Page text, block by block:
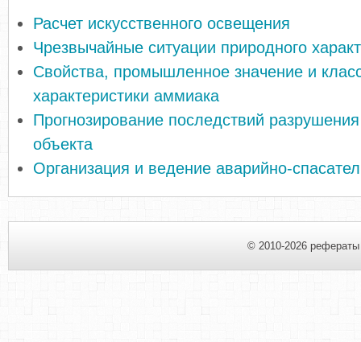
Расчет искусственного освещения
Чрезвычайные ситуации природного
Свойства, промышленное значение и
характеристики аммиака
Прогнозирование последствий
объекта
Организация и ведение аварийно-
© 2010-2026 рефераты